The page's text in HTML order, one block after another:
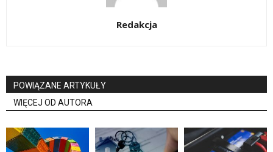
Redakcja
POWIĄZANE ARTYKUŁY
WIĘCEJ OD AUTORA